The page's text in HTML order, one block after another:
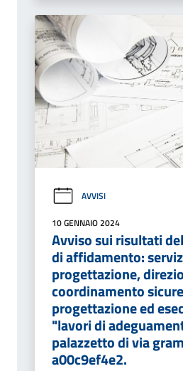
AVVISI
10 GENNAIO 2024
Avviso sui risultati
di affidamento:
progettazione,
coordinamento
progettazione ed
"lavori di
palazzetto di via
a00c9ef4e2.